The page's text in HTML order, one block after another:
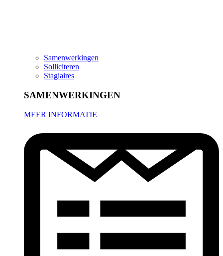
Samenwerkingen
Solliciteren
Stagiaires
SAMENWERKINGEN
MEER INFORMATIE